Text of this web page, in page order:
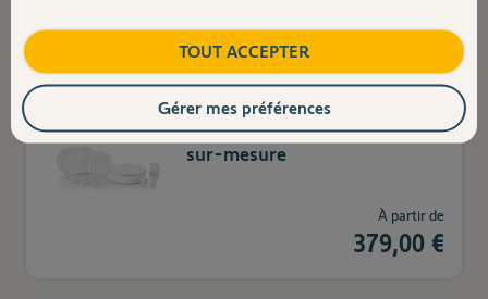
TOP
Home Alarm Advanced - Pack
sur-mesure​
À partir de
379,00 €
TOUT ACCEPTER
Gérer mes préférences